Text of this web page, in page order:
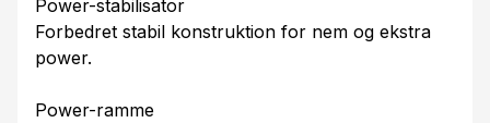
Power-stabilisator
Forbedret stabil konstruktion for nem og ekstra
power.
Power-ramme